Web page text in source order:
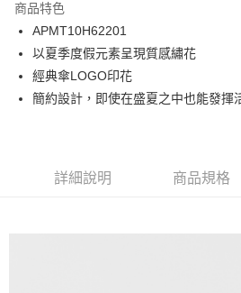
悠遊付
Google Pay
貨到付款
商品特色
APMT10H62201
以夏季度假元素呈現質感繡花
經典傘LOGO印花
簡約設計，即使在盛夏之中也能發揮
詳細說明 商品規格